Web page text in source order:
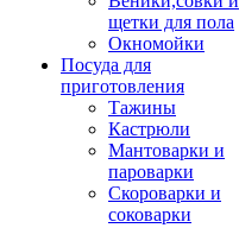
щетки для пола
Окномойки
Посуда для
приготовления
Тажины
Кастрюли
Мантоварки и
пароварки
Скороварки и
соковарки